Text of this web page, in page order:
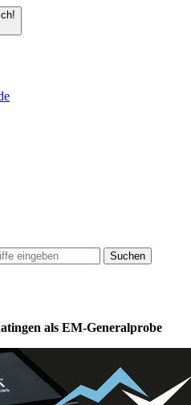
Suchen
als EM-Generalprobe